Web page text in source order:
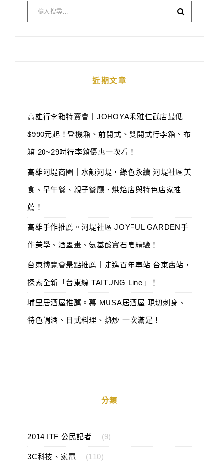
近期文章
高雄行李箱特賣會｜JOHOYA禾雅仁武店最低
$990元起！登機箱、前開式、雙開式行李箱、布
箱 20~29吋行李箱優惠一次看！
高雄河堤商圈｜水韻河堤‧綠色永續 河堤社區美
食、早午餐、親子餐廳、烘焙店與特色店家推
薦！
高雄手作推薦。河堤社區 JOYFUL GARDEN手
作美學、酒墨畫、氨基酸寶石皂體驗！
台東博覽會景點推薦｜走進百年車站 台東舊站，
探索全新「台東線 TAITUNG Line」！
埔里居酒屋推薦。慕 MUSA居酒屋 現切刺身、
特色調酒、日式料理、熱炒 一次滿足！
分類
2014 ITF 公民記者 (9)
3C科技、家電 (110)